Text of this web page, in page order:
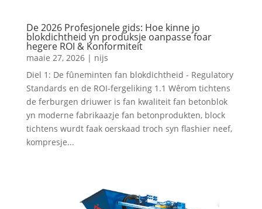
De 2026 Profesjonele gids: Hoe kinne jo
blokdichtheid yn produksje oanpasse foar
hegere ROI & Konformiteit
maaie 27, 2026| nijs
Diel 1: De fûneminten fan blokdichtheid - Regulatory
Standards en de ROI-fergeliking 1.1 Wêrom tichtens
de ferburgen driuwer is fan kwaliteit fan betonblok
yn moderne fabrikaazje fan betonprodukten, block
tichtens wurdt faak oerskaad troch syn flashier neef,
kompresje...